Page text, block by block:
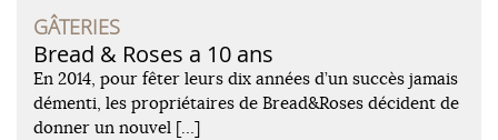
GÂTERIES
Bread & Roses a 10 ans
En 2014, pour fêter leurs dix années d’un succès jamais
démenti, les propriétaires de Bread&Roses décident de
donner un nouvel […]